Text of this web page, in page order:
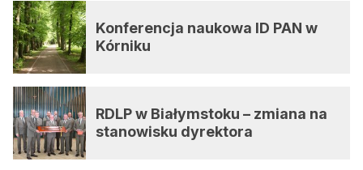
Konferencja naukowa ID PAN w
Kórniku
RDLP w Białymstoku – zmiana na
stanowisku dyrektora